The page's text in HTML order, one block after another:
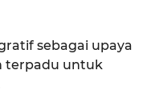
sebagai upaya
terpadu untuk